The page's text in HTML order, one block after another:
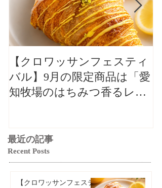
【クロワッサンフェスティ
バル】9月の限定商品は「愛
知牧場のはちみつ香るレモ
最近の記事
Recent Posts
【クロワッサンフェステ